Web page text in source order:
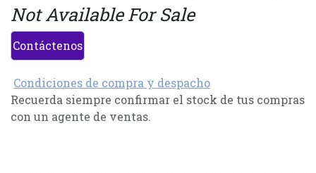
Not Available For Sale
Contáctenos
Condiciones de compra y despacho
Recuerda siempre confirmar el stock de tus compras
con un agente de ventas.